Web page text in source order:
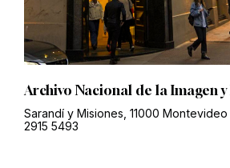
Archivo Nacional de la Imagen
Sarandí y Misiones, 11000 Montevideo
2915 5493